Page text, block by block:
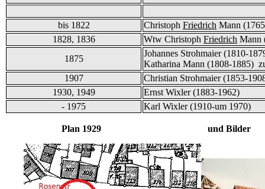
bis 1822 Christoph Friedrich Mann
1828, 1836
Wtw Christoph Friedrich Mann
1875
Johannes Strohmaier (1810-
Katharina Mann (1808-1885)
1907
Christian Strohmaier (1853-
1930, 1949
Ernst Wixler (1883-1962)
- 1975
Karl Wixler (1910-um 1970)
Plan 1929 und Bilder